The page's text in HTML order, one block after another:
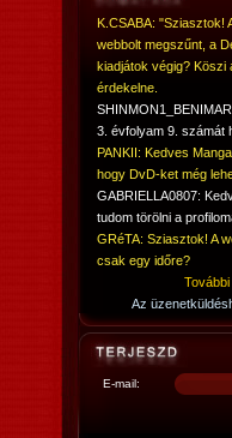
K.CSABA: "Sziasztok!
webbolt megszűnt, a
kiadjátok végig? Köszi
érdekelne.
3. évfolyam 9. számát
PANKII: Kedves
hogy DvD-ket még
GABRIELLA0807:
tudom törölni a
GRéTA: Sziasztok! A
csak egy időre?
Az
E-mail: